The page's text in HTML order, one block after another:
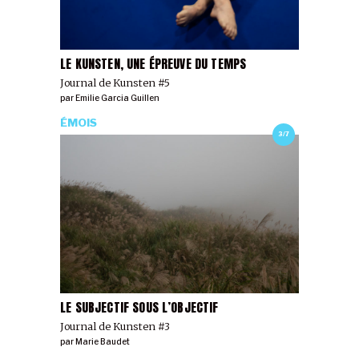
LE KUNSTEN, UNE ÉPREUVE DU TEMPS
Journal de Kunsten #5
parEmilie Garcia Guillen
3/7
LE SUBJECTIF SOUS L’OBJECTIF
Journal de Kunsten #3
ÉMOIS
parMarie Baudet